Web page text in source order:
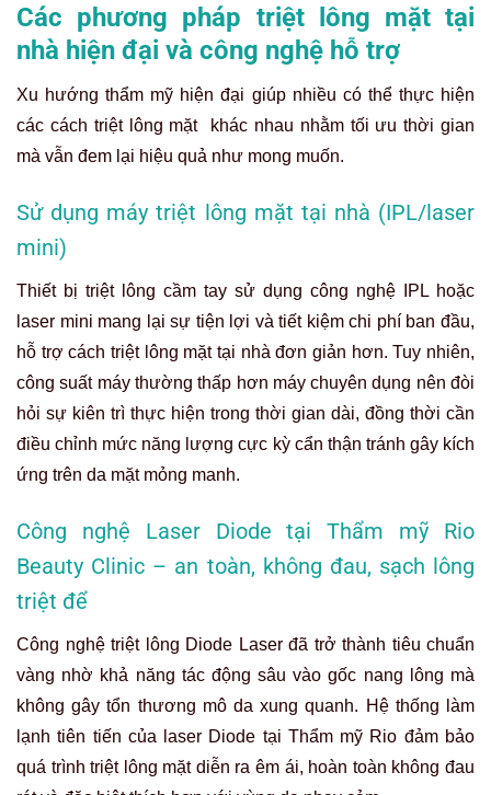
Các phương pháp triệt lông mặt tại
nhà hiện đại và công nghệ hỗ trợ
Xu hướng thẩm mỹ hiện đại giúp nhiều có thể thực hiện
các cách triệt lông mặt khác nhau nhằm tối ưu thời gian
mà vẫn đem lại hiệu quả như mong muốn.
Sử dụng máy triệt lông mặt tại nhà (IPL/laser
mini)
Thiết bị triệt lông cầm tay sử dụng công nghệ IPL hoặc
laser mini mang lại sự tiện lợi và tiết kiệm chi phí ban đầu,
hỗ trợ cách triệt lông mặt tại nhà đơn giản hơn. Tuy nhiên,
công suất máy thường thấp hơn máy chuyên dụng nên đòi
hỏi sự kiên trì thực hiện trong thời gian dài, đồng thời cần
điều chỉnh mức năng lượng cực kỳ cẩn thận tránh gây kích
ứng trên da mặt mỏng manh.
Công nghệ Laser Diode tại Thẩm mỹ Rio
Beauty Clinic – an toàn, không đau, sạch lông
triệt để
Công nghệ triệt lông Diode Laser đã trở thành tiêu chuẩn
vàng nhờ khả năng tác động sâu vào gốc nang lông mà
không gây tổn thương mô da xung quanh. Hệ thống làm
lạnh tiên tiến của laser Diode tại Thẩm mỹ Rio đảm bảo
quá trình triệt lông mặt diễn ra êm ái, hoàn toàn không đau